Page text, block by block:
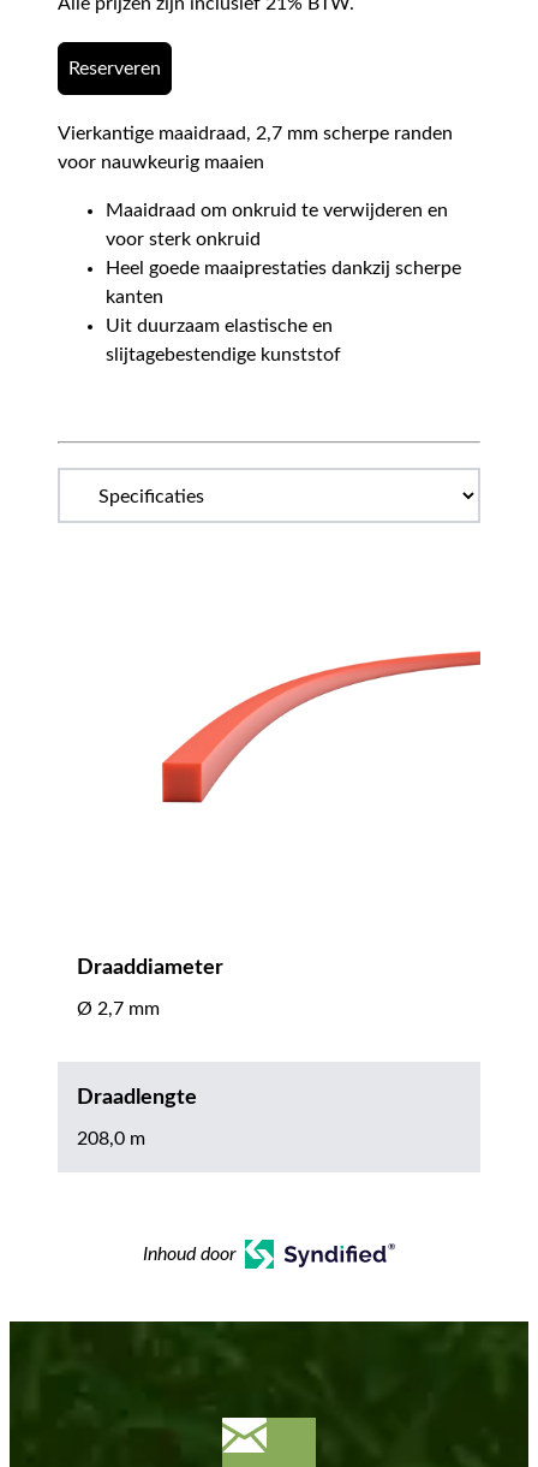
Alle prijzen zijn inclusief 21% BTW.
Reserveren
Vierkantige maaidraad, 2,7 mm scherpe randen
voor nauwkeurig maaien
Maaidraad om onkruid te verwijderen en
voor sterk onkruid
Heel goede maaiprestaties dankzij scherpe
kanten
Uit duurzaam elastische en
slijtagebestendige kunststof
Draaddiameter
Ø 2,7 mm
Draadlengte
208,0 m
Inhoud door